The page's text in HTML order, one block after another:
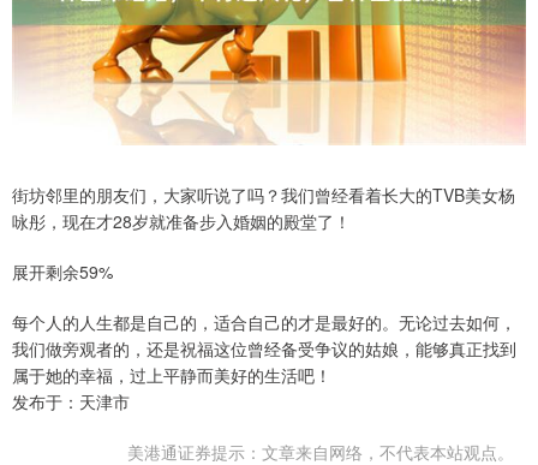
街坊邻里的朋友们，大家听说了吗？我们曾经看着长大的TVB美女杨
咏彤，现在才28岁就准备步入婚姻的殿堂了！
展开剩余59%
每个人的人生都是自己的，适合自己的才是最好的。无论过去如何，
我们做旁观者的，还是祝福这位曾经备受争议的姑娘，能够真正找到
属于她的幸福，过上平静而美好的生活吧！
发布于：天津市
美港通证券提示：文章来自网络，不代表本站观点。